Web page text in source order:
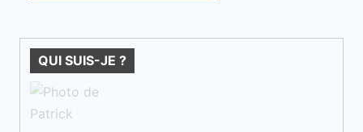
QUI SUIS-JE ?